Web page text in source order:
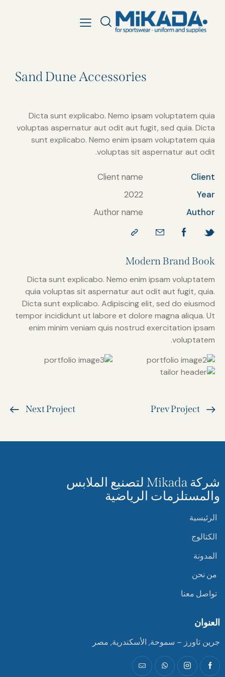
Sand Dune Accessories
Dicta sunt explicabo. Nemo ipsam voluptatem quia
voluptas aspernatur aut odit aut fugit, sed quia. Dicta
sunt explicabo. Nemo enim ipsam voluptatem quia
voluptas sit aspernatur aut odit.
Client
Client name
Year
2022
Author
Author name
Modern Brand Book
Dicta sunt explicabo. Nemo enim ipsam voluptatem
quia voluptas sit aspernatur aut odit aut fugit, quia.
Dicta sunt explicabo. Adipiscing elit, sed do eiusmod
tempor incididunt ut labore et dolore magna aliqua. Ut
enim minim veniam quis nostrud exercitation ipsam
voluptatem.
Prev Project
Next Project
شركة Mikada لتصنيع الملابس
والمستلزمات الرياضية
الرئيسية
الكتالوج
المدونة
من نحن
تواصل معنا
العنوان
جرين تاورز – سموحة, الأسكندرية, مصر